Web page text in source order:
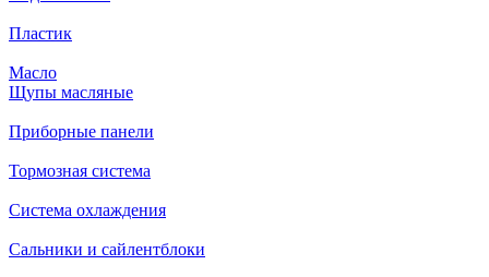
Пластик
Масло
Щупы масляные
Приборные панели
Тормозная система
Система охлаждения
Сальники и сайлентблоки